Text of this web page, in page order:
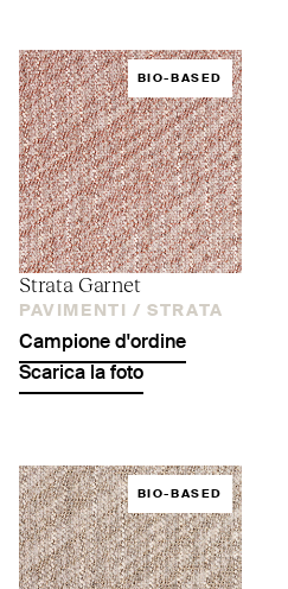
BIO-BASED
Strata Garnet
PAVIMENTI / STRATA
Campione d'ordine
Scarica la foto
BIO-BASED